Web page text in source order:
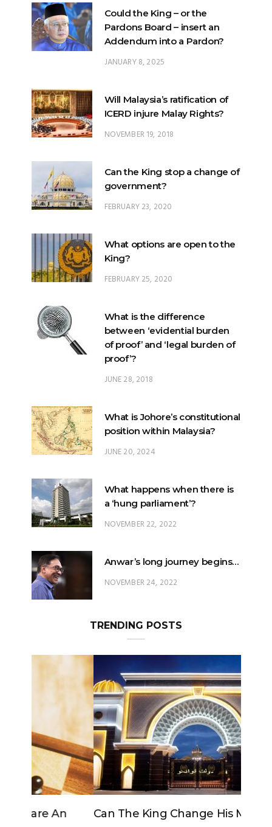
JANUARY 8, 2025
Will Malaysia’s ratification of
NOVEMBER 19, 2018
Can the King stop a change of
FEBRUARY 23, 2020
What options are open to the
FEBRUARY 25, 2020
What is the difference
proof’?
JUNE 28, 2018
What is Johore’s constitutional
JUNE 20, 2024
What happens when there is
NOVEMBER 22, 2022
Anwar’s long journey begins…
TRENDING POSTS
Can The King Change His Mind?